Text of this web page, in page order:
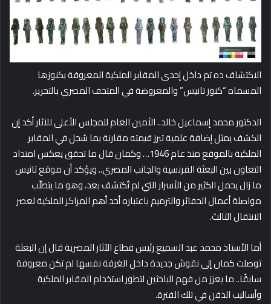
الاكتشاف ده تم داخل إحدى المقابر الملكية المعروفة بكنوزها
المسماه “كنوز تانيس” والمعروضة في المتحف المصري بالتحرير.
الدكتور محمد إسماعيل خالد.. الأمين العام للمجلس الأعلى للآثار أكد إن
الكشف يمثل إضافة علمية تبرز قيمته مقارنة بما سُجل في المقابر
الملكية بالموقع منذ عام 1946… وكمان قال ما تحقق يعكس امتداد
التعاون بين البعثة الفرنسية والجانب المصري.. ويؤكد أن موقع تانيس
ما زال يحمل الكثير من الأسرار التي لم تُكتشف بعد، وهو ما يتطلّب
مواصلة أعمال الحفائر والترميم باعتباره أحد أهم المراكز الملكية لعصر
الانتقال الثالث.
أما الأستاذ محمد عبد السميع رئيس قطاع الآثار المصرية قال إن البعثة
توصلت كمان إلى نقوش جديدة داخل الغرفة نفسها لم تكن معروفة
سابقًا..ما يعزز من فهم الباحثين لتطور استخدام المقابر الملكية
وأساليب الدفن في تلك الفترة.